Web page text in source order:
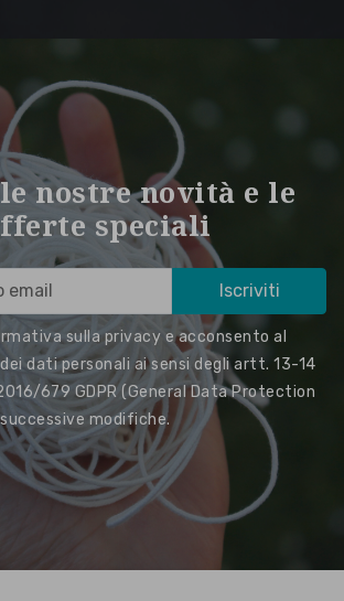
nostre novità e le
speciali
sulla privacy e acconsento al
dati personali ai sensi degli artt. 13-14
679 GDPR (General Data Protection
modifiche.